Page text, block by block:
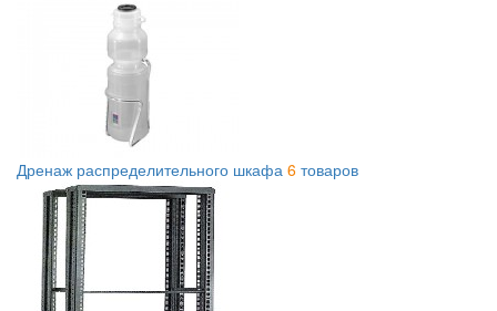
Дренаж распределительного шкафа 6 товаров